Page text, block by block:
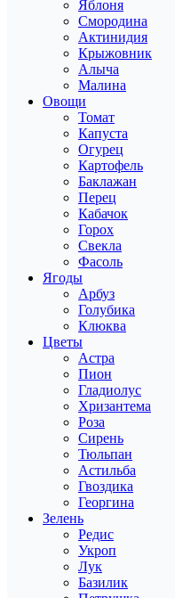
Яблоня
Смородина
Актинидия
Крыжовник
Алыча
Малина
Овощи
Томат
Капуста
Огурец
Картофель
Баклажан
Перец
Кабачок
Горох
Свекла
Фасоль
Ягоды
Арбуз
Голубика
Клюква
Цветы
Астра
Пион
Гладиолус
Хризантема
Роза
Сирень
Тюльпан
Астильба
Гвоздика
Георгина
Зелень
Редис
Укроп
Лук
Базилик